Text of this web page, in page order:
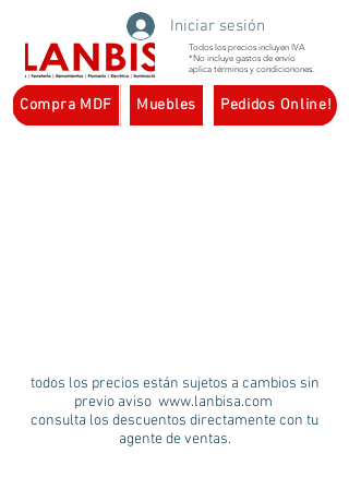
Iniciar sesión
Todos los precios incluyen IVA
*No incluye gastos de envío
aplica términos y condicionones.
Compra MDF Muebles Pedidos Online!
todos los precios están sujetos a cambios sin
previo aviso www.lanbisa.com
consulta los descuentos directamente con tu
agente de ventas.